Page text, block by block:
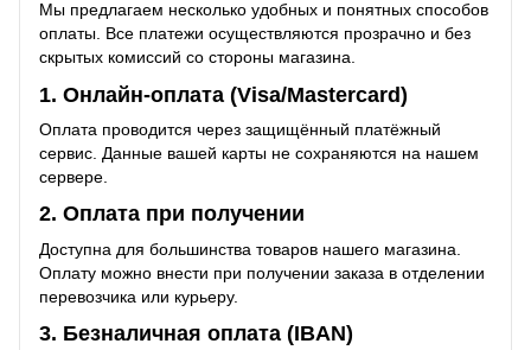
Мы предлагаем несколько удобных и понятных способов
оплаты. Все платежи осуществляются прозрачно и без
скрытых комиссий со стороны магазина.
1. Онлайн-оплата (Visa/Mastercard)
Оплата проводится через защищённый платёжный
сервис. Данные вашей карты не сохраняются на нашем
сервере.
2. Оплата при получении
Доступна для большинства товаров нашего магазина.
Оплату можно внести при получении заказа в отделении
перевозчика или курьеру.
3. Безналичная оплата (IBAN)